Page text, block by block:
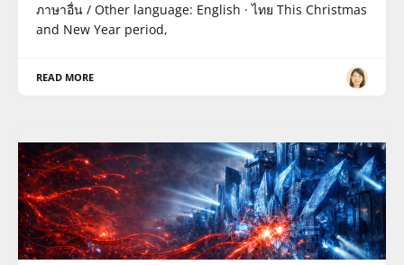
ภาษาอื่น / Other language: English · ไทย This Christmas
and New Year period,
READ MORE